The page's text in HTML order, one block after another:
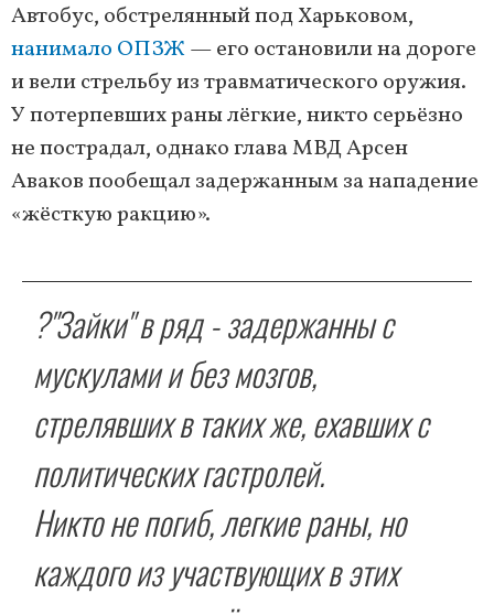
Автобус, обстрелянный под Харьковом,
нанимало ОПЗЖ— его остановили на дороге
и вели стрельбу из травматического оружия.
У потерпевших раны лёгкие, никто серьёзно
не пострадал, однако глава МВД Арсен
Аваков пообещал задержанным за нападение
«жёсткую ракцию».
?"Зайки" в ряд - задержанны с
мускулами и без мозгов,
стрелявших в таких же, ехавших с
политических гастролей.
Никто не погиб, легкие раны, но
каждого из участвующих в этих